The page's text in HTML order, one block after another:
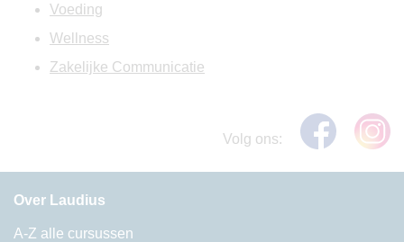
Voeding
Wellness
Zakelijke Communicatie
Volg ons:
Over Laudius
A-Z alle cursussen